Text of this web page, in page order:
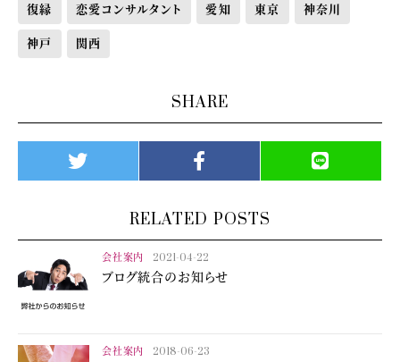
復縁 恋愛コンサルタント 愛知 東京 神奈川
神戸 関西
SHARE
RELATED POSTS
会社案内 2021-04-22
ブログ統合のお知らせ
会社案内 2018-06-23